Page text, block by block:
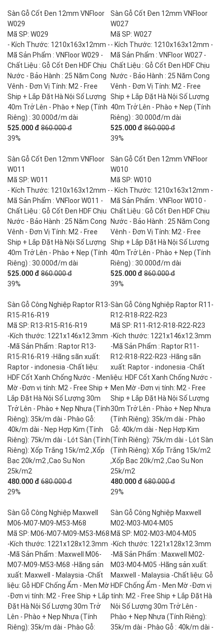
Sàn Gỗ Cốt Đen 12mm VNFloor
W029
Mã SP: W029
- Kích Thước: 1210x163x12mm -
Mã Sản Phẩm : VNFloor W029 -
Chất Liệu : Gỗ Cốt Đen HDF Chịu
Nước - Bảo Hành : 25 Năm Cong
Vênh - Đơn Vị Tính: M2 - Free
Ship + Lắp Đặt Hà Nội Số Lượng
40m Trở Lên - Phào + Nẹp (Tính
Riêng) : 30.000đ/m dài
525.000 đ 860.000 đ
39%
Sàn Gỗ Cốt Đen 12mm VNFloor
W027
Mã SP: W027
- Kích Thước: 1210x163x12mm -
Mã Sản Phẩm : VNFloor W027 -
Chất Liệu : Gỗ Cốt Đen HDF Chịu
Nước - Bảo Hành : 25 Năm Cong
Vênh - Đơn Vị Tính: M2 - Free
Ship + Lắp Đặt Hà Nội Số Lượng
40m Trở Lên - Phào + Nẹp (Tính
Riêng) : 30.000đ/m dài
525.000 đ 860.000 đ
39%
Sàn Gỗ Cốt Đen 12mm VNFloor
W011
Mã SP: W011
- Kích Thước: 1210x163x12mm -
Mã Sản Phẩm : VNFloor W011 -
Chất Liệu : Gỗ Cốt Đen HDF Chịu
Nước - Bảo Hành : 25 Năm Cong
Vênh - Đơn Vị Tính: M2 - Free
Ship + Lắp Đặt Hà Nội Số Lượng
40m Trở Lên - Phào + Nẹp (Tính
Riêng) : 30.000đ/m dài
525.000 đ 860.000 đ
39%
Sàn Gỗ Cốt Đen 12mm VNFloor
W010
Mã SP: W010
- Kích Thước: 1210x163x12mm -
Mã Sản Phẩm : VNFloor W010 -
Chất Liệu : Gỗ Cốt Đen HDF Chịu
Nước - Bảo Hành : 25 Năm Cong
Vênh - Đơn Vị Tính: M2 - Free
Ship + Lắp Đặt Hà Nội Số Lượng
40m Trở Lên - Phào + Nẹp (Tính
Riêng) : 30.000đ/m dài
525.000 đ 860.000 đ
39%
Sàn Gỗ Công Nghiệp Raptor R13-
R15-R16-R19
Mã SP: R13-R15-R16-R19
-Kích thước: 1221x146x12.3mm
-Mã Sản Phẩm : Raptor R13-
R15-R16-R19 -Hãng sãn xuất:
Raptor - indonesia -Chất liệu:
HDF Cốt Xanh Chống Nước - Men
Mờ -Đơn vị tính: M2 - Free Ship +
Lắp Đặt Hà Nội Số Lượng 30m
Trở Lên - Phào + Nẹp Nhựa (Tính
Riêng): 35k/m dài - Phào Gỗ:
40k/m dài - Nẹp Hợp Kim (Tính
Riêng): 75k/m dài - Lót Sàn (Tính
Riêng): Xốp Trắng 15k/m2 ,Xốp
Bạc 20k/m2 ,Cao Su Non
25k/m2
480.000 đ 680.000 đ
29%
Sàn Gỗ Công Nghiệp Raptor R11-
R12-R18-R22-R23
Mã SP: R11-R12-R18-R22-R23
-Kích thước: 1221x146x12.3mm
-Mã Sản Phẩm : Raptor R11-
R12-R18-R22-R23 -Hãng sãn
xuất: Raptor - indonesia -Chất
liệu: HDF Cốt Xanh Chống Nước -
Men Mờ -Đơn vị tính: M2 - Free
Ship + Lắp Đặt Hà Nội Số Lượng
30m Trở Lên - Phào + Nẹp Nhựa
(Tính Riêng): 35k/m dài - Phào
Gỗ: 40k/m dài - Nẹp Hợp Kim
(Tính Riêng): 75k/m dài - Lót Sàn
(Tính Riêng): Xốp Trắng 15k/m2
,Xốp Bạc 20k/m2 ,Cao Su Non
25k/m2
480.000 đ 680.000 đ
29%
Sàn Gỗ Công Nghiệp Maxwell
M06-M07-M09-M53-M68
Mã SP: M06-M07-M09-M53-M68
-Kích thước: 1221x128x12.3mm
-Mã Sản Phẩm : Maxwell M06-
M07-M09-M53-M68 -Hãng sản
xuất: Maxwell - Malaysia -Chất
liệu: Gỗ HDF Chống Ẩm - Men Mờ
-Đơn vị tính: M2 - Free Ship + Lắp
Đặt Hà Nội Số Lượng 30m Trở
Lên - Phào + Nẹp Nhựa (Tính
Riêng): 35k/m dài - Phào Gỗ:
Sàn Gỗ Công Nghiệp Maxwell
M02-M03-M04-M05
Mã SP: M02-M03-M04-M05
-Kích thước: 1221x128x12.3mm
-Mã Sản Phẩm : Maxwell M02-
M03-M04-M05 -Hãng sản xuất:
Maxwell - Malaysia -Chất liệu: Gỗ
HDF Chống Ẩm - Men Mờ -Đơn vị
tính: M2 - Free Ship + Lắp Đặt Hà
Nội Số Lượng 30m Trở Lên -
Phào + Nẹp Nhựa (Tính Riêng):
35k/m dài - Phào Gỗ : 40k/m dài -